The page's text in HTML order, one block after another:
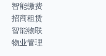
智能缴费
招商租赁
智能物联
物业管理